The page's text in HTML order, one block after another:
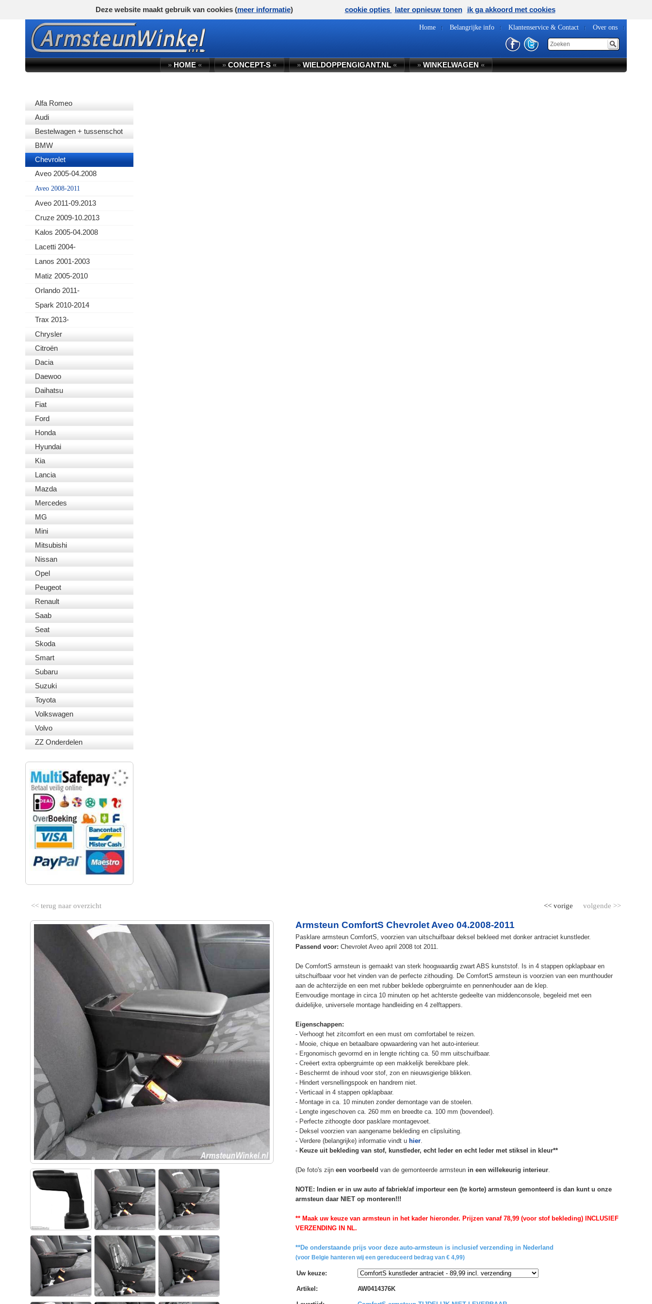
Home Belangrijke info Klantenservice & Contact Over ons
»HOME« »CONCEPT-S« »WIELDOPPENGIGANT.NL« »WINKELWAGEN«
Alfa Romeo
Audi
Bestelwagen + tussenschot
BMW
Chevrolet
Aveo 2005-04.2008
Aveo 2008-2011
Aveo 2011-09.2013
Cruze 2009-10.2013
Kalos 2005-04.2008
Lacetti 2004-
Lanos 2001-2003
Matiz 2005-2010
Orlando 2011-
Spark 2010-2014
Trax 2013-
Chrysler
Citroën
Dacia
Daewoo
Daihatsu
Fiat
Ford
Honda
Hyundai
Kia
Lancia
Mazda
Mercedes
MG
Mini
Mitsubishi
Nissan
Opel
Peugeot
Renault
Saab
Seat
Skoda
Smart
Subaru
Suzuki
Toyota
Volkswagen
Volvo
ZZ Onderdelen
<< terug naar overzicht volgende >>
<< vorige
Armsteun ComfortS Chevrolet Aveo 04.2008-2011
Pasklare armsteun ComfortS, voorzien van uitschuifbaar deksel bekleed met donker antraciet kunstleder.
Passend voor: Chevrolet Aveo april 2008 tot 2011.
De ComfortS armsteun is gemaakt van sterk hoogwaardig zwart ABS kunststof. Is in 4 stappen opklapbaar en
uitschuifbaar voor het vinden van de perfecte zithouding. De ComfortS armsteun is voorzien van een munthouder
aan de achterzijde en een met rubber beklede opbergruimte en pennenhouder aan de klep.
Eenvoudige montage in circa 10 minuten op het achterste gedeelte van middenconsole, begeleid met een
duidelijke, universele montage handleiding en 4 zelftappers.
Eigenschappen:
- Verhoogt het zitcomfort en een must om comfortabel te reizen.
- Mooie, chique en betaalbare opwaardering van het auto-interieur.
- Ergonomisch gevormd en in lengte richting ca. 50 mm uitschuifbaar.
- Creëert extra opbergruimte op een makkelijk bereikbare plek.
- Beschermt de inhoud voor stof, zon en nieuwsgierige blikken.
- Hindert versnellingspook en handrem niet.
- Verticaal in 4 stappen opklapbaar.
- Montage in ca. 10 minuten zonder demontage van de stoelen.
- Lengte ingeschoven ca. 260 mm en breedte ca. 100 mm (bovendeel).
- Perfecte zithoogte door pasklare montagevoet.
- Deksel voorzien van aangename bekleding en clipsluiting.
- Verdere (belangrijke) informatie vindt u hier.
- Keuze uit bekleding van stof, kunstleder, echt leder en echt leder met stiksel in kleur**
(De foto's zijn een voorbeeld van de gemonteerde armsteun in een willekeurig interieur.
NOTE: Indien er in uw auto af fabriek/af importeur een (te korte) armsteun gemonteerd is dan kunt u onze
armsteun daar NIET op monteren!!!
** Maak uw keuze van armsteun in het kader hieronder. Prijzen vanaf 78,99 (voor stof bekleding) INCLUSIEF
VERZENDING IN NL.
**De onderstaande prijs voor deze auto-armsteun is inclusief verzending in Nederland
(voor Belgie hanteren wij een gereduceerd bedrag van € 4,99)
Uw keuze:
Artikel : AW0414376K
Deze website maakt gebruik van cookies (meer informatie) cookie opties later opnieuw tonen ik ga akkoord met cookies